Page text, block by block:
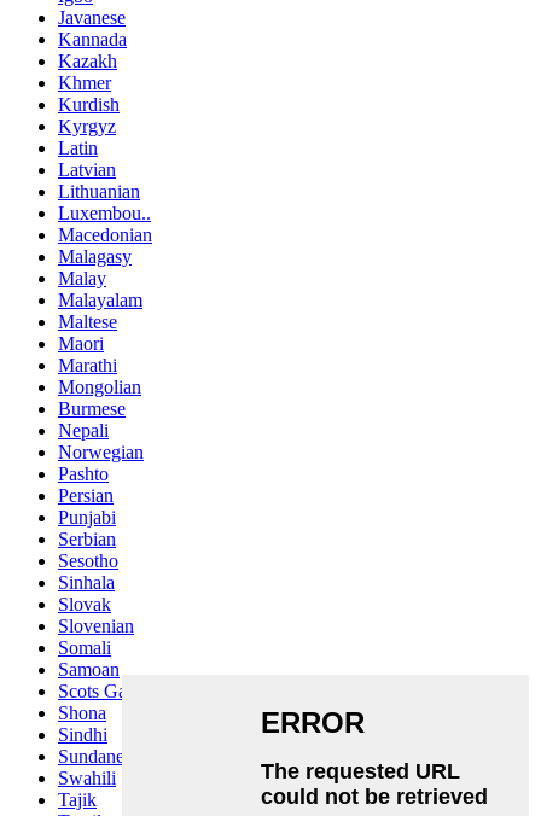
Javanese
Kannada
Kazakh
Khmer
Kurdish
Kyrgyz
Latin
Latvian
Lithuanian
Luxembou..
Macedonian
Malagasy
Malay
Malayalam
Maltese
Maori
Marathi
Mongolian
Burmese
Nepali
Norwegian
Pashto
Persian
Punjabi
Serbian
Sesotho
Sinhala
Slovak
Slovenian
Somali
Samoan
Scots Gaelic
Shona
Sindhi
Sundanese
Swahili
Tajik